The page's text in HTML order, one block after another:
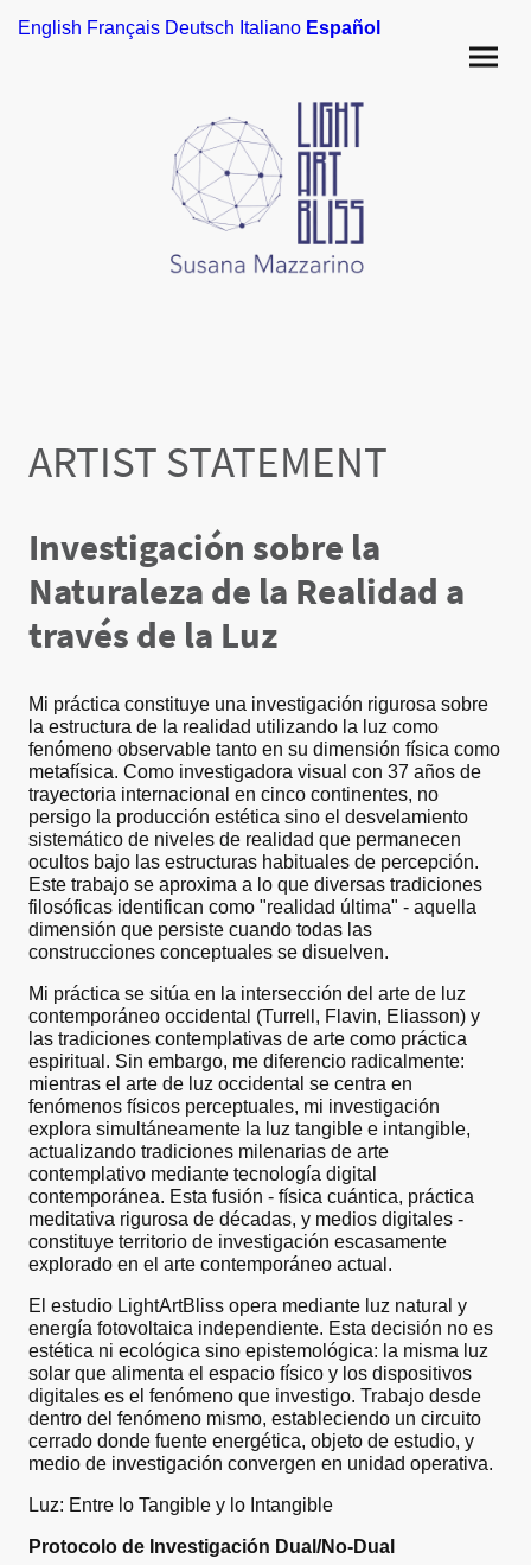
ARTIST STATEMENT
Investigación sobre la
Naturaleza de la Realidad a
través de la Luz
Mi práctica constituye una investigación rigurosa sobre
la estructura de la realidad utilizando la luz como
fenómeno observable tanto en su dimensión física como
metafísica. Como investigadora visual con 37 años de
trayectoria internacional en cinco continentes, no
persigo la producción estética sino el desvelamiento
sistemático de niveles de realidad que permanecen
ocultos bajo las estructuras habituales de percepción.
Este trabajo se aproxima a lo que diversas tradiciones
filosóficas identifican como "realidad última" - aquella
dimensión que persiste cuando todas las
construcciones conceptuales se disuelven.
Mi práctica se sitúa en la intersección del arte de luz
contemporáneo occidental (Turrell, Flavin, Eliasson) y
las tradiciones contemplativas de arte como práctica
espiritual. Sin embargo, me diferencio radicalmente:
mientras el arte de luz occidental se centra en
fenómenos físicos perceptuales, mi investigación
explora simultáneamente la luz tangible e intangible,
actualizando tradiciones milenarias de arte
contemplativo mediante tecnología digital
contemporánea. Esta fusión - física cuántica, práctica
meditativa rigurosa de décadas, y medios digitales -
constituye territorio de investigación escasamente
explorado en el arte contemporáneo actual.
El estudio LightArtBliss opera mediante luz natural y
energía fotovoltaica independiente. Esta decisión no es
estética ni ecológica sino epistemológica: la misma luz
solar que alimenta el espacio físico y los dispositivos
digitales es el fenómeno que investigo. Trabajo desde
dentro del fenómeno mismo, estableciendo un circuito
cerrado donde fuente energética, objeto de estudio, y
medio de investigación convergen en unidad operativa.
Luz: Entre lo Tangible y lo Intangible
Protocolo de Investigación Dual/No-Dual
English Français Deutsch Italiano Español